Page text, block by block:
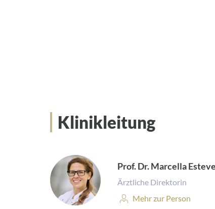
Klinikleitung
Prof. Dr. Marcella
Ärztliche Direktorin
Personenprofil:
Mehr zur Person